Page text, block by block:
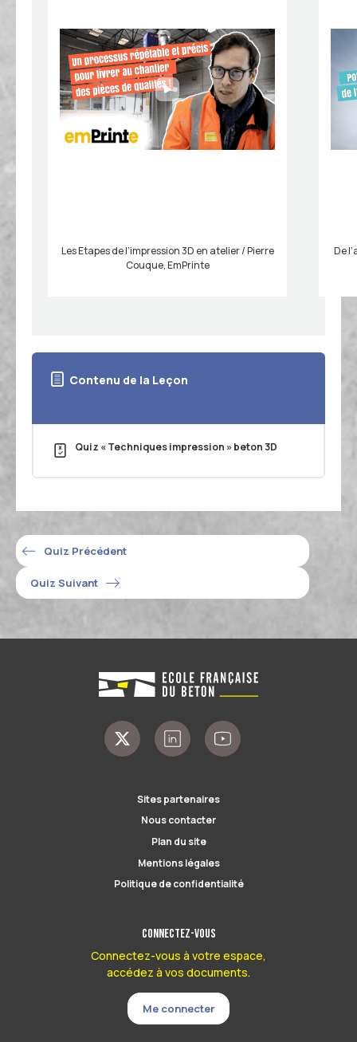
Les Etapes de l’impression 3D en atelier / Pierre
Couque, EmPrinte
De
Contenu de la Leçon
Quiz « Techniques impression » beton 3D
Quiz Précédent
Quiz Suivant
Sites partenaires
Nous contacter
Plan du site
Mentions légales
Politique de confidentialité
Connectez-vous
Connectez-vous à votre espace,
accédez à vos documents.
Me connecter